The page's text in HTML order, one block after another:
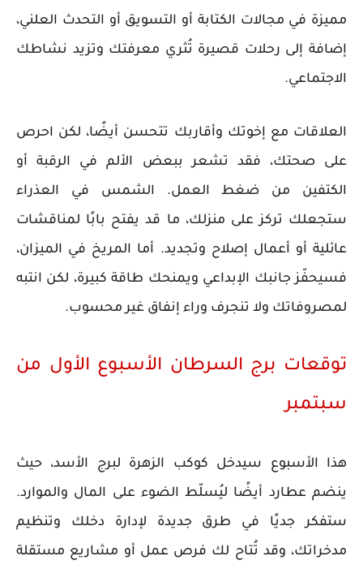
مميزة في مجالات الكتابة أو التسويق أو التحدث العلني،
إضافة إلى رحلات قصيرة تُثري معرفتك وتزيد نشاطك
الاجتماعي.
العلاقات مع إخوتك وأقاربك تتحسن أيضًا، لكن احرص
على صحتك، فقد تشعر ببعض الألم في الرقبة أو
الكتفين من ضغط العمل. الشمس في العذراء
ستجعلك تركز على منزلك، ما قد يفتح بابًا لمناقشات
عائلية أو أعمال إصلاح وتجديد. أما المريخ في الميزان،
فسيحفّز جانبك الإبداعي ويمنحك طاقة كبيرة، لكن انتبه
لمصروفاتك ولا تنجرف وراء إنفاق غير محسوب.
توقعات برج السرطان الأسبوع الأول من
سبتمبر
هذا الأسبوع سيدخل كوكب الزهرة لبرج الأسد، حيث
ينضم عطارد أيضًا ليُسلّط الضوء على المال والموارد.
ستفكر جديًا في طرق جديدة لإدارة دخلك وتنظيم
مدخراتك، وقد تُتاح لك فرص عمل أو مشاريع مستقلة